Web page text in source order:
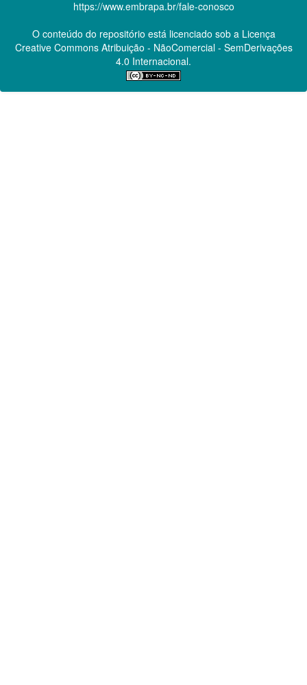
https://www.embrapa.br/fale-conosco
O conteúdo do repositório está licenciado sob a Licença
Creative CommonsAtribuição - NãoComercial - SemDerivações
4.0 Internacional.